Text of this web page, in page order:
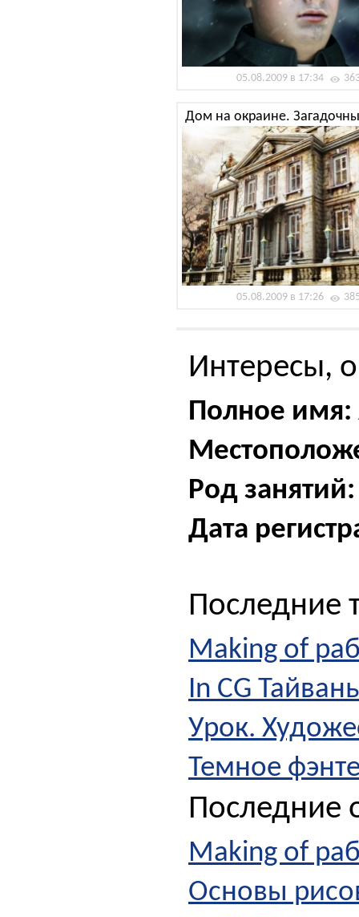
05.08.2009 в 17:34
Дом на окраине.
05.08.2009 в 17:26
Интересы,
Полное имя:
Род занятий:
Дата
Последние
Making of
In CG
Урок.
Темное
Последние
Making of
Основы